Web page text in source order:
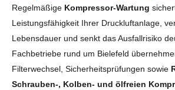
Regelmäßige Kompressor-Wartung
Leistungsfähigkeit Ihrer Druckluftanlage,
Lebensdauer und senkt das Ausfallrisiko
Fachbetriebe rund um Bielefeld
Filterwechsel, Sicherheits­prüfungen sowie
Schrauben-, Kolben- und ölfreien